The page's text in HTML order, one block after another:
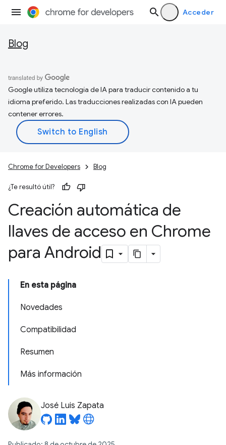
Acceder
Blog
Google utiliza tecnología de IA para traducir contenido a tu
idioma preferido. Las traducciones realizadas con IA pueden
contener errores.
Chrome for Developers Blog
¿Te resultó útil?
Creación automática de
llaves de acceso en Chrome
para Android
En esta página
Novedades
Compatibilidad
Resumen
Más información
José Luis Zapata